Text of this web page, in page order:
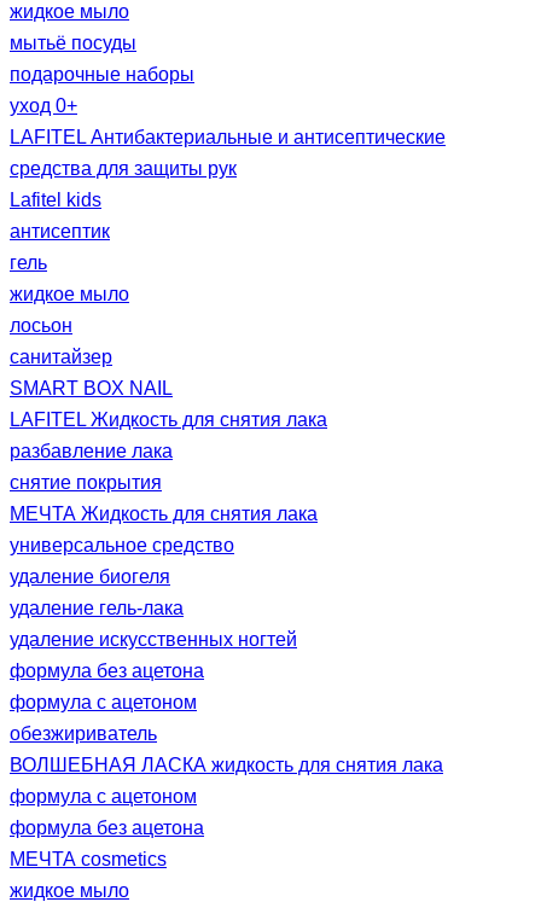
жидкое мыло
мытьё посуды
подарочные наборы
уход 0+
LAFITEL Антибактериальные и антисептические
средства для защиты рук
Lafitel kids
антисептик
гель
жидкое мыло
лосьон
санитайзер
SMART BOX NAIL
LAFITEL Жидкость для снятия лака
разбавление лака
снятие покрытия
МЕЧТА Жидкость для снятия лака
универсальное средство
удаление биогеля
удаление гель-лака
удаление искусственных ногтей
формула без ацетона
формула с ацетоном
обезжириватель
ВОЛШЕБНАЯ ЛАСКА жидкость для снятия лака
формула с ацетоном
формула без ацетона
МЕЧТА cosmetics
жидкое мыло